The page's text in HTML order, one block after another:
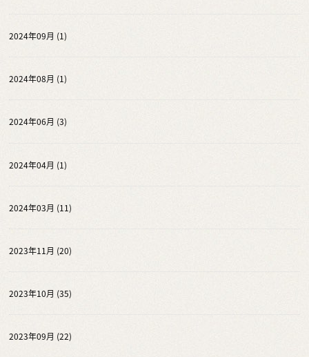
2024年09月 (1)
2024年08月 (1)
2024年06月 (3)
2024年04月 (1)
2024年03月 (11)
2023年11月 (20)
2023年10月 (35)
2023年09月 (22)